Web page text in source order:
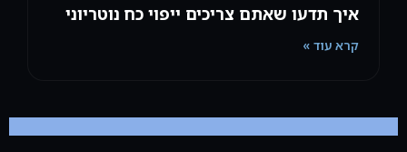
איך תדעו שאתם צריכים ייפוי כח נוטריוני
קרא עוד »